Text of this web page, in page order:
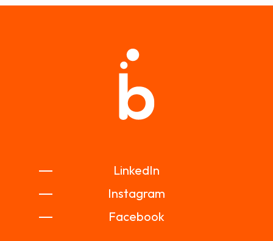
LinkedIn
Instagram
Facebook